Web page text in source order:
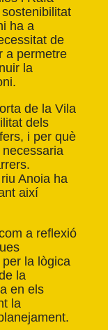
ha a
de
a permetre
la
de la Vila
dels
i per què
Anoia ha
així
a reflexió
la lògica
la
en els
la